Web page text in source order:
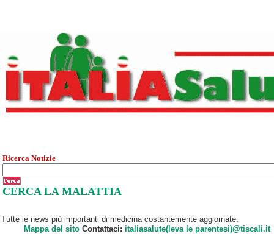
Ricerca Notizie
CERCA LA MALATTIA
Tutte le news più importanti di medicina costantemente aggiornate.
Mappa del sitoContattaci: italiasalute(leva le parentesi)@tiscali.it